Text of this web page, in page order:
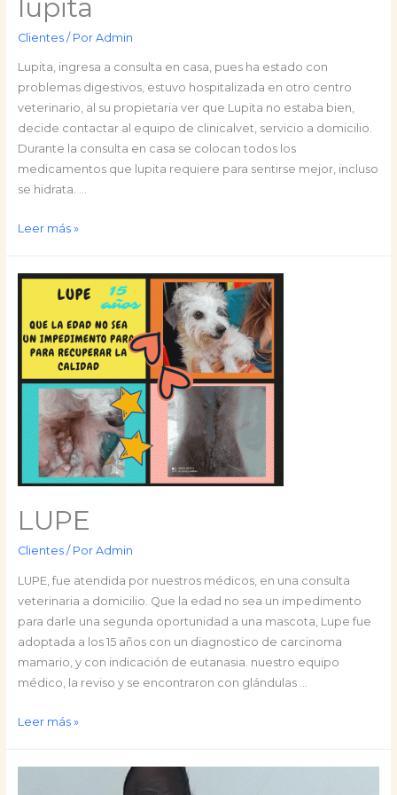
lupita
Clientes/ Por Admin
Lupita, ingresa a consulta en casa, pues ha estado con
problemas digestivos, estuvo hospitalizada en otro centro
veterinario, al su propietaria ver que Lupita no estaba bien,
decide contactar al equipo de clinicalvet, servicio a domicilio.
Durante la consulta en casa se colocan todos los
medicamentos que lupita requiere para sentirse mejor, incluso
se hidrata. …
lupita
Leer más »
LUPE
Clientes/ Por Admin
LUPE, fue atendida por nuestros médicos, en una consulta
veterinaria a domicilio. Que la edad no sea un impedimento
para darle una segunda oportunidad a una mascota, Lupe fue
adoptada a los 15 años con un diagnostico de carcinoma
mamario, y con indicación de eutanasia. nuestro equipo
médico, la reviso y se encontraron con glándulas …
LUPE
Leer más »